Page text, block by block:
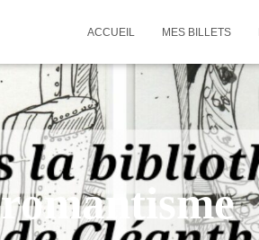
ACCUEIL MES BILLETS
romantisme